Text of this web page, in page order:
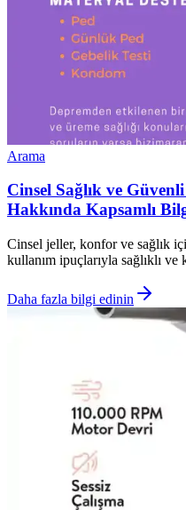
Arama
Cinsel Sağlık ve
Hakkında Kapsamlı
Cinsel jeller, konfor ve sağlık
kullanım ipuçlarıyla sağlıklı ve
Daha fazla bilgi edinin